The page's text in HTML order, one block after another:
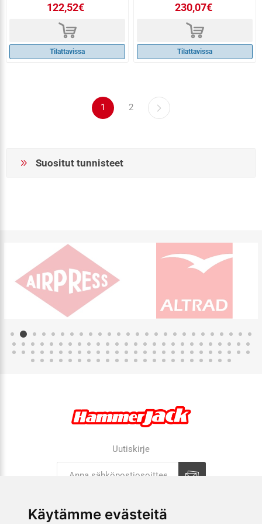
Käytämme evästeitä
122,52€
d
Tilattavissa
230,07€
d
Tilattavissa
1 2
Suositut tunnisteet
Uutiskirje